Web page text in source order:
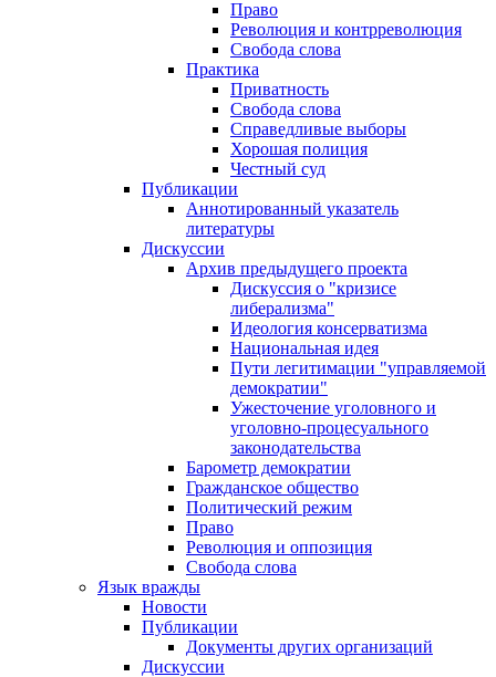
Право
Революция и контрреволюция
Свобода слова
Практика
Приватность
Свобода слова
Справедливые выборы
Хорошая полиция
Честный суд
Публикации
Аннотированный указатель
литературы
Дискуссии
Архив предыдущего проекта
Дискуссия о "кризисе
либерализма"
Идеология консерватизма
Национальная идея
Пути легитимации "управляемой
демократии"
Ужесточение уголовного и
уголовно-процесуального
законодательства
Барометр демократии
Гражданское общество
Политический режим
Право
Революция и оппозиция
Свобода слова
Язык вражды
Новости
Публикации
Документы других организаций
Дискуссии